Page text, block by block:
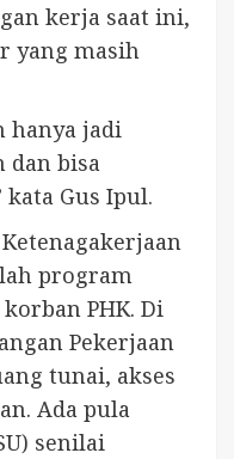
kerja saat ini,
yang masih
hanya jadi
dan bisa
Gus Ipul.
program
PHK. Di
Pekerjaan
tunai, akses
Ada pula
senilai